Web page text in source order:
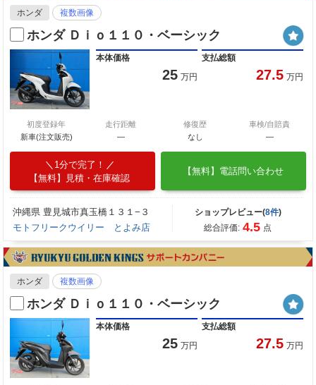
ホンダ 複数画像
ホンダ Ｄｉｏ１１０・ベーシック
本体価格
25 万円
支払総額
27.5 万円
初度登録年
新車(注文販売)
走行距離
―
修復歴
なし
車検/自賠責
―
1分で完了！
【無料】見積・在庫確認
【無料】電話問い合わせ
沖縄県 豊見城市真玉橋１３１−３
モトフリークウイリー とよみ店
ショップレビュー(8件)
総合評価: 4.5 点
ホンダ 複数画像
ホンダ Ｄｉｏ１１０・ベーシック
本体価格
25 万円
支払総額
27.5 万円